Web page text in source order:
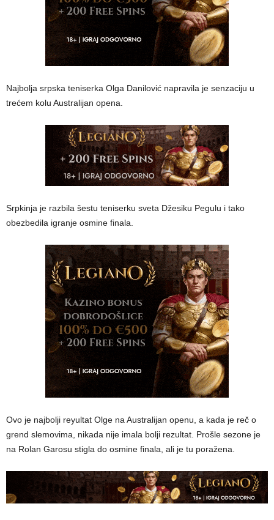
Najbolja srpska teniserka Olga Danilović napravila je senzaciju u
trećem kolu Australijan opena.
Srpkinja je razbila šestu teniserku sveta Džesiku Pegulu i tako
obezbedila igranje osmine finala.
Ovo je najbolji reyultat Olge na Australijan openu, a kada je reč o
grend slemovima, nikada nije imala bolji rezultat. Prošle sezone je
na Rolan Garosu stigla do osmine finala, ali je tu poražena.